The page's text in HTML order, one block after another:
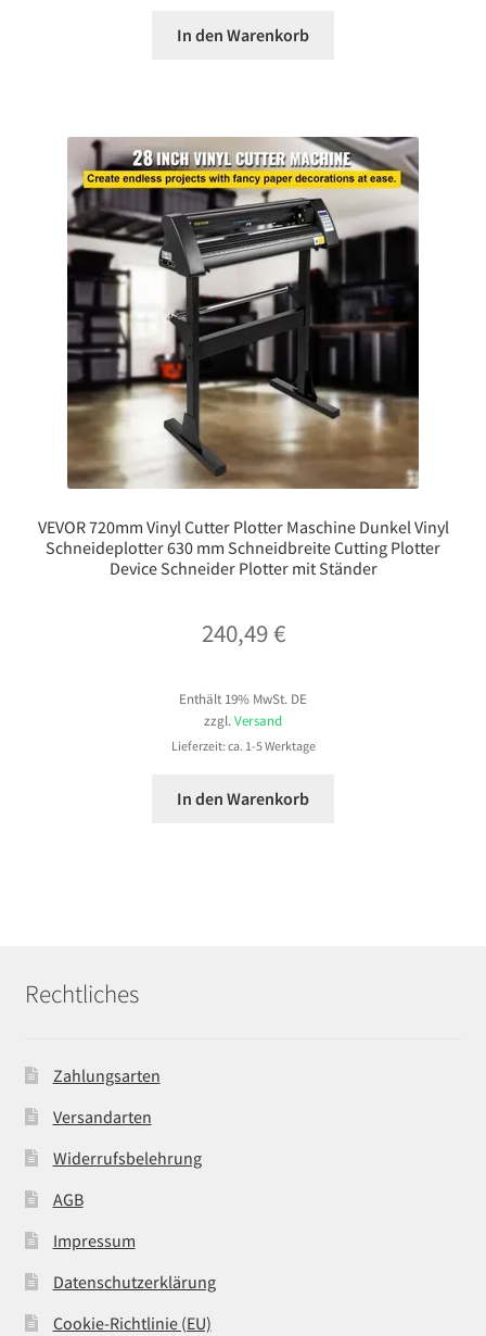
In den Warenkorb
VEVOR 720mm Vinyl Cutter Plotter Maschine Dunkel Vinyl
Schneideplotter 630 mm Schneidbreite Cutting Plotter
Device Schneider Plotter mit Ständer
240,49€
Enthält 19% MwSt. DE
zzgl. Versand
Lieferzeit: ca. 1-5 Werktage
In den Warenkorb
Rechtliches
Zahlungsarten
Versandarten
Widerrufsbelehrung
AGB
Impressum
Datenschutzerklärung
Cookie-Richtlinie (EU)